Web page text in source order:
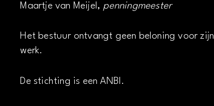
Maartje van Meijel, penningmeester
Het bestuur ontvangt geen beloning voor zijn
werk.
De stichting is een ANBI.